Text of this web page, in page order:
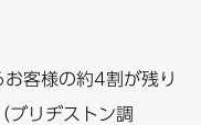
客様の約4割が残り
ブリヂストン調